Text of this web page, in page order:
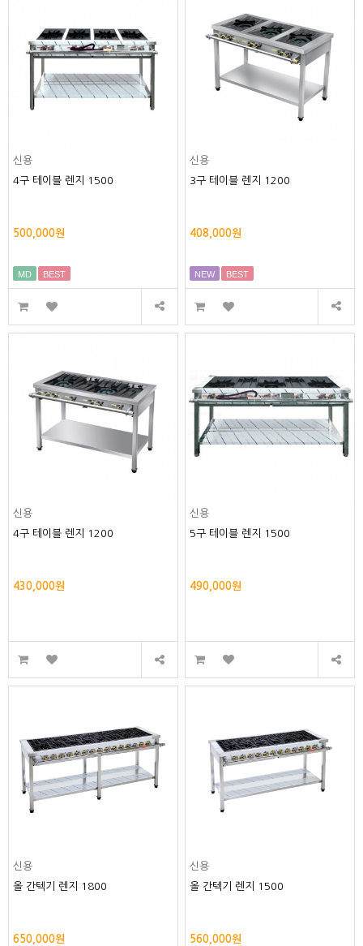
신용
4구 테이블 렌지 1500
500,000원
MD BEST
신용
3구 테이블 렌지 1200
408,000원
NEW BEST
신용
4구 테이블 렌지 1200
430,000원
신용
5구 테이블 렌지 1500
490,000원
신용
올 간텍기 렌지 1800
650,000원
신용
올 간텍기 렌지 1500
560,000원